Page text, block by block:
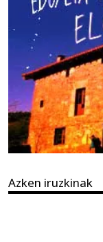
Azken iruzkinak